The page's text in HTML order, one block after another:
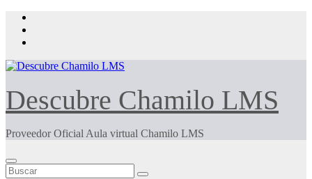
Saltar
contenido
Descubre Chamilo LMS
Proveedor Oficial Aula virtual Chamilo LMS